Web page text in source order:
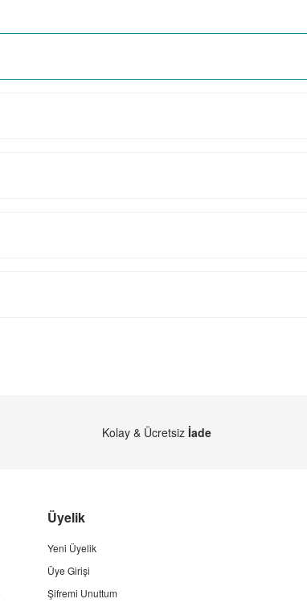
Kolay & Ücretsiz İade
Üyelik
Yeni Üyelik
Üye Girişi
Şifremi Unuttum